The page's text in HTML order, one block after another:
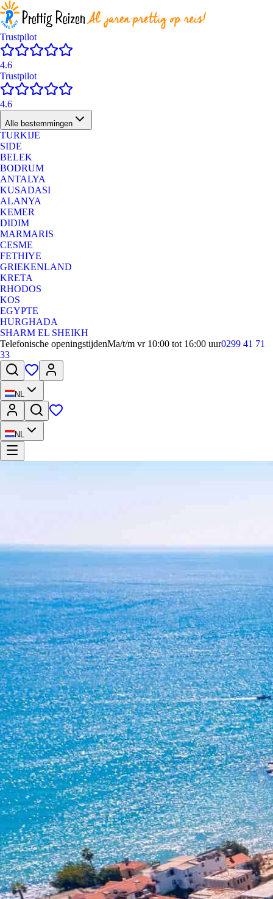
Trustpilot
4.6
Trustpilot
4.6
Alle bestemmingen
TURKIJE
SIDE
BELEK
BODRUM
ANTALYA
KUSADASI
ALANYA
KEMER
DIDIM
MARMARIS
CESME
FETHIYE
GRIEKENLAND
KRETA
RHODOS
KOS
EGYPTE
HURGHADA
SHARM EL SHEIKH
Telefonische openingstijdenMa/t/m vr 10:00 tot 16:00 uur0299 41 71
33
NL
NL